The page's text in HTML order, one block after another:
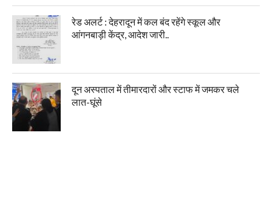
रेड अलर्ट : देहरादून में कल बंद रहेंगे स्कूल और
आंगनबाड़ी केंद्र, आदेश जारी..
दून अस्पताल में तीमारदारों और स्टाफ में जमकर चले
लात-घूंसे